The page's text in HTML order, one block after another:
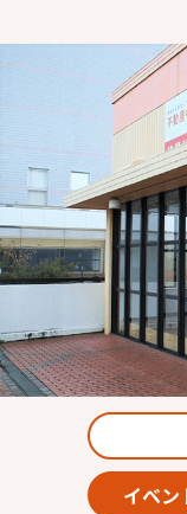
イベン